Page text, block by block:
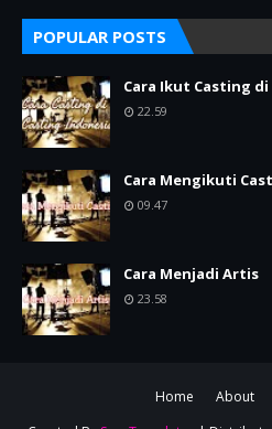
POPULAR POSTS
Cara Ikut Casting
22.59
Cara Mengikuti
09.47
Cara Menjadi Artis
23.58
Home About